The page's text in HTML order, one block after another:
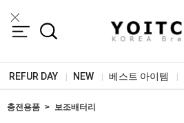
REFUR DAY NEW 베스트 아이템
충전용품 보조배터리